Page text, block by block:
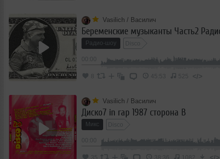
Vasilich / Василич
Радио-шоу Disco
45:53 525 </>
Vasilich / Василич
Диско7 in rap 1987 сторона B
Микс Disco
35 38:36